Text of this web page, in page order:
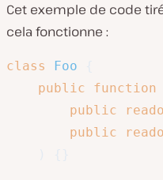
Cet exemple de code
cela fonctionne :
class Foo
public
function
public
public